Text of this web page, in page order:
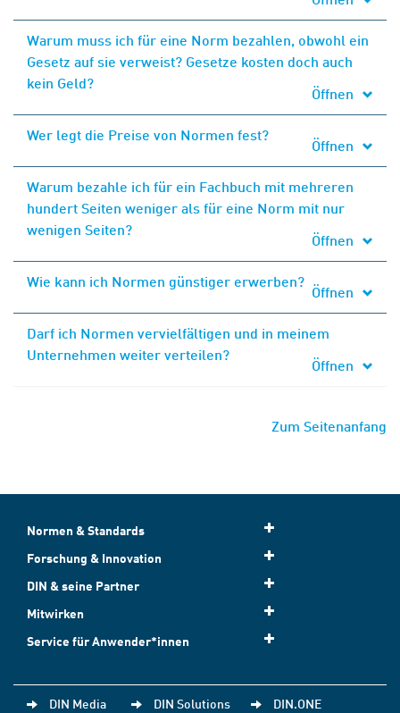
Warum muss ich für eine Norm bezahlen, obwohl ein
Gesetz auf sie verweist? Gesetze kosten doch auch
kein Geld?
Öffnen
Wer legt die Preise von Normen fest?
Öffnen
Warum bezahle ich für ein Fachbuch mit mehreren
hundert Seiten weniger als für eine Norm mit nur
wenigen Seiten?
Öffnen
Wie kann ich Normen günstiger erwerben?
Öffnen
Darf ich Normen vervielfältigen und in meinem
Unternehmen weiter verteilen?
Öffnen
Zum Seitenanfang
Normen & Standards
Forschung & Innovation
DIN & seine Partner
Mitwirken
Service für Anwender*innen
DIN Media DIN Solutions DIN.ONE